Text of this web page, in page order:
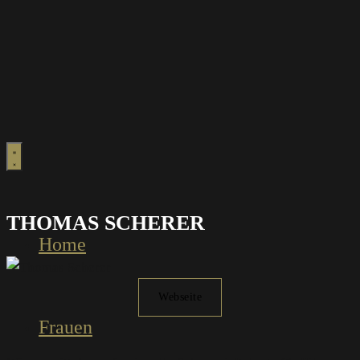
Home
Frauen
THOMAS SCHERER
Webseite